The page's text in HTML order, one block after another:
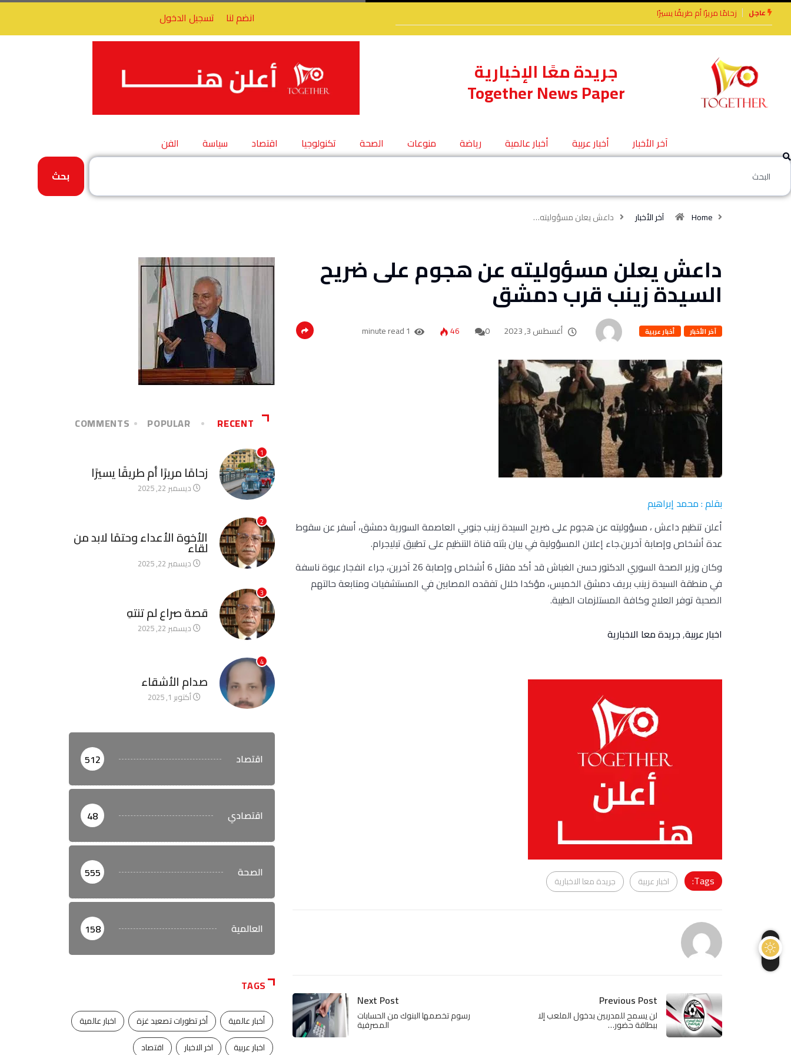
عاجل
أم طريقًا يسيرًاالأخوة الأعداء وحتمًا لابد
من لقاء
انضم لنا تسجيل الدخول
جريدة معًا الإخبارية
Together News Paper
آخر الأخبار أخبار عربية أخبار عالمية رياضة منوعات الصحة تكنولوجيا اقتصاد سياسة
الفن
بحث
Home آخر الأخبار داعش يعلن مسؤوليته…
داعش يعلن مسؤوليته عن هجوم على ضريح
السيدة زينب قرب دمشق
آخر الأخبار أخبار عربية أغسطس 3, 2023 0
46
1 minute read
بقلم : محمد إبراهيم
أعلن تنظيم داعش ، مسؤوليته عن هجوم على ضريح السيدة زينب جنوبي العاصمة السورية دمشق، أسفر عن سقوط
عدة أشخاص وإصابة آخرين.جاء إعلان المسؤولية في بيان بثته قناة التنظيم على تطبيق تيليجرام.
وكان وزير الصحة السوري الدكتور حسن الغباش قد أكد مقتل 6 أشخاص وإصابة 26 آخرين، جراء انفجار عبوة ناسفة
في منطقة السيدة زينب بريف دمشق الخميس، مؤكدا خلال تفقده المصابين في المستشفيات ومتابعة حالتهم
الصحية توفر العلاج وكافة المستلزمات الطبية.
اخبار عربية,جريدة معا الاخبارية
Tags: اخبار عربية جريدة معا الاخبارية
Previous Post
لن يسمح للمدربين بدخول الملعب إلا
ببطاقة حضور…
Next Post
رسوم تخصمها البنوك من الحسابات
المصرفية
RECENT
POPULAR
COMMENTS
1
زحامًا مريرًا أم طريقًا يسيرًا
ديسمبر 22, 2025
2
الأخوة الأعداء وحتمًا لابد من
لقاء
ديسمبر 22, 2025
3
قصة صراع لم تنتهِ
ديسمبر 22, 2025
4
صدام الأشقاء
أكتوبر 1, 2025
اقتصاد 512
اقتصادي 48
الصحة 555
العالمية 158
TAGS
أخبار عالمية أخر تطورات تصعيد غزة
اخبار عالمية
اخبار عربية
اخر الاخبار
اقتصاد